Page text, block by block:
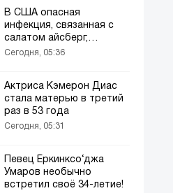
В США опасная
инфекция, связанная с
салатом айсберг,
распространилась на 15
Сегодня, 05:36
Актриса Кэмерон Диас
стала матерью в третий
раз в 53 года
Сегодня, 05:31
Певец Ёркинксо‘джа
Умаров необычно
встретил своё 34-летие!